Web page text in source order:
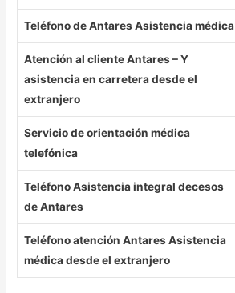
Teléfono de Antares Asistencia médica
Atención al cliente Antares – Y
asistencia en carretera desde el
extranjero
Servicio de orientación médica
telefónica
Teléfono Asistencia integral decesos
de Antares
Teléfono atención Antares Asistencia
médica desde el extranjero